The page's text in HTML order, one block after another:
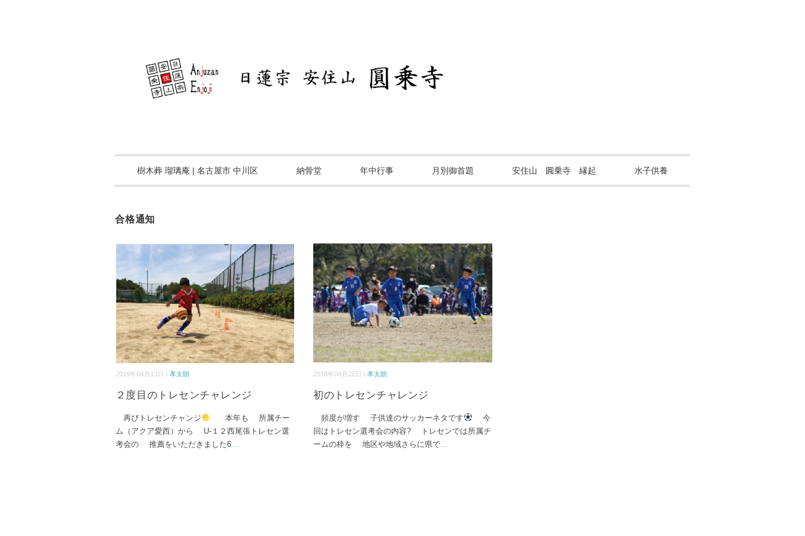
樹木葬 瑠璃庵 | 名古屋市 中川区 納骨堂 年中行事 月別御首題 安住山 圓乗寺 縁起 水子供養
合格通知
2019年04月13日 | 孝太朗
２度目のトレセンチャレンジ
再びトレセンチャンジ
本年も 所属チー
ム（アクア愛西）から U-１２西尾張トレセン選
考会の 推薦をいただきました6...
2018年04月22日 |孝太朗
初のトレセンチャレンジ
頻度が増す 子供達のサッカーネタです
今
回はトレセン選考会の内容? トレセンでは所属チ
ームの枠を 地区や地域さらに県で